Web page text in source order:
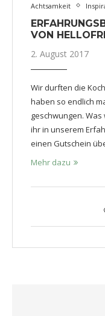
Achtsamkeit
VON
2. August 2017
Wir durften die
haben so endlich
geschwungen.
ihr in unserem
einen Gutschein
Mehr dazu